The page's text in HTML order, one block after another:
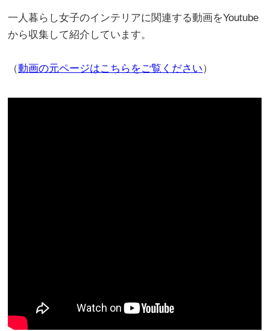
一人暮らし女子のインテリアに関連する動画をYoutube
から収集して紹介しています。
（動画の元ページはこちらをご覧ください）